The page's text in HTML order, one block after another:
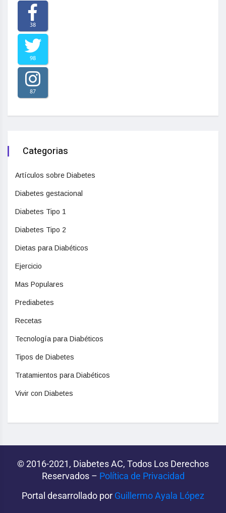
38
98
87
Categorias
Artículos sobre Diabetes
Diabetes gestacional
Diabetes Tipo 1
Diabetes Tipo 2
Dietas para Diabéticos
Ejercicio
Mas Populares
Prediabetes
Recetas
Tecnología para Diabéticos
Tipos de Diabetes
Tratamientos para Diabéticos
Vivir con Diabetes
© 2016-2021, Diabetes AC, Todos Los Derechos
Reservados – Política de Privacidad‌­
Portal desarrollado por Guillermo Ayala López